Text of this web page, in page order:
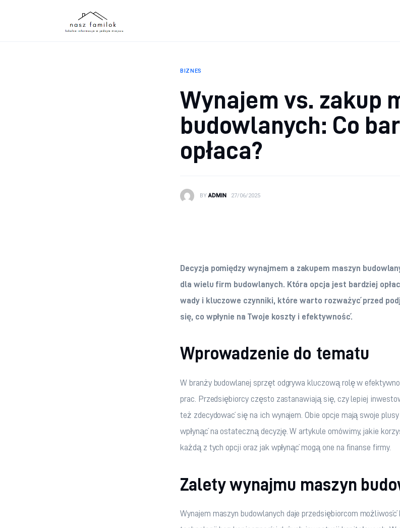
BIZNES
Wynajem vs. zakup
budowlanych: Co
opłaca?
BY ADMIN 27/06/2025
Decyzja pomiędzy wynajmem a zakupem maszyn
dla wielu firm budowlanych. Która opcja jest bardziej
wady i kluczowe czynniki, które warto rozważyć przed
się, co wpłynie na Twoje koszty i efektywność.
Wprowadzenie do tematu
W branży budowlanej sprzęt odgrywa kluczową rolę w
prac. Przedsiębiorcy często zastanawiają się, czy lepiej
też zdecydować się na ich wynajem. Obie opcje mają swoje
wpłynąć na ostateczną decyzję. W artykule omówimy, jakie
każdą z tych opcji oraz jak wpłynąć mogą one na finanse firmy.
Zalety wynajmu maszyn
Wynajem maszyn budowlanych daje przedsiębiorcom